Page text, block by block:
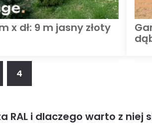
x dł: 9 m jasny złoty
4
RAL i dlaczego warto z niej